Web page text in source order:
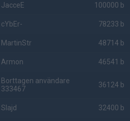
JacceE 100000 b
cYbEr- 78233 b
MartinStr 48714 b
Armon 46541 b
Borttagen användare
333467
36124 b
Slajd 32400 b